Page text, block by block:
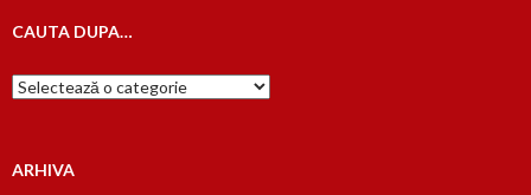
CAUTA DUPA…
Cauta
dupa…
ARHIVA